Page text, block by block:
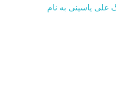
علی یاسینی به نام